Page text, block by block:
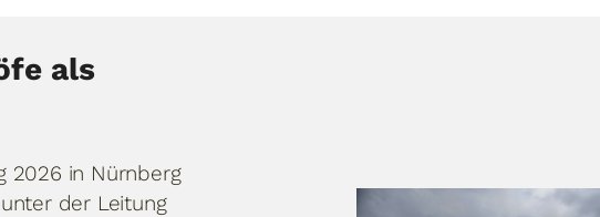
als
2026 in Nürnberg
der Leitung